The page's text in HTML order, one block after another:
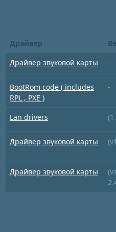
Драйвер
Драйвер звуковой карты
-
BootRom code ( includes
RPL , PXE )
-
Lan drivers
Драйвер звуковой карты
Драйвер звуковой карты